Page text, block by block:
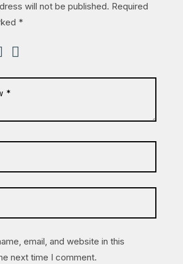
will not be published. Required
*
email, and website in this
next time I comment.